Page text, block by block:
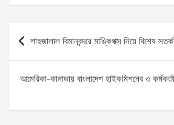
ce
o
o
k
se
n
g
er
at
A
p
p
ar
Post
navigation
শাহজালাল বিমানবন্দরে মাঙ্কিপক্স নিয়ে বিশেষ
আমেরিকা-কানাডায় বাংলাদেশ হাইকমিশনের ৩